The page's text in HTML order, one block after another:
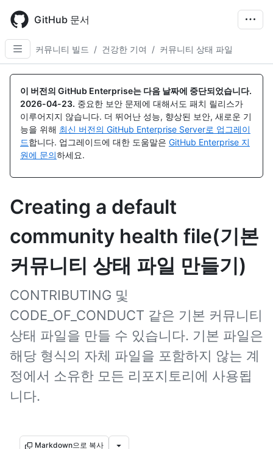
main
content
GitHub 문서
커뮤니티 빌드 / 건강한 기여 / 커뮤니티 상태 파일
이 버전의 GitHub Enterprise는 다음 날짜에 중단되었습니다.
2026-04-23. 중요한 보안 문제에 대해서도 패치 릴리스가
이루어지지 않습니다. 더 뛰어난 성능, 향상된 보안, 새로운 기
능을 위해 최신 버전의 GitHub Enterprise Server로 업그레이
드합니다. 업그레이드에 대한 도움말은 GitHub Enterprise 지
원에 문의하세요.
Creating a default
community health file(기본
커뮤니티 상태 파일 만들기)
CONTRIBUTING 및
CODE_OF_CONDUCT 같은 기본 커뮤니티
상태 파일을 만들 수 있습니다. 기본 파일은
해당 형식의 자체 파일을 포함하지 않는 계
정에서 소유한 모든 리포지토리에 사용됩
니다.
Markdown으로 복사